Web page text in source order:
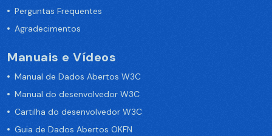
Perguntas Frequentes
Agradecimentos
Manuais e Vídeos
Manual de Dados Abertos W3C
Manual do desenvolvedor W3C
Cartilha do desenvolvedor W3C
Guia de Dados Abertos OKFN